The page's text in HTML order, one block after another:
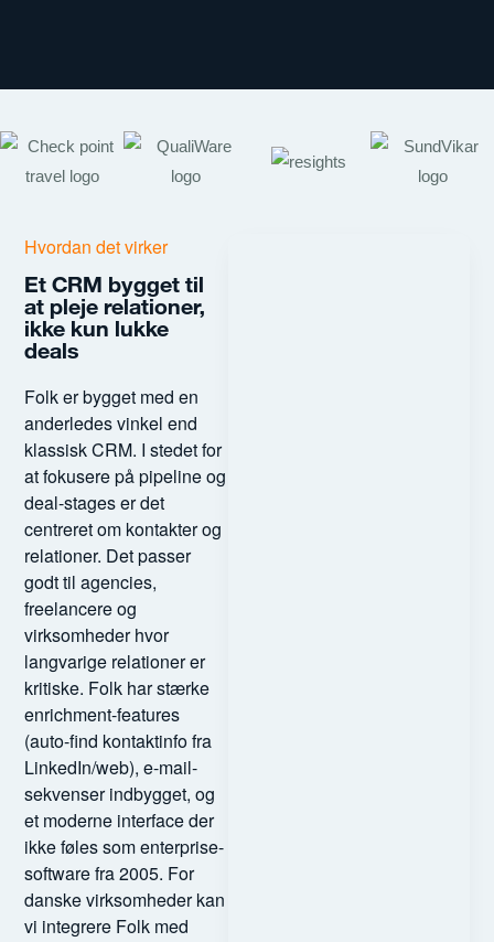
Hvordan det virker
Et CRM bygget til
at pleje relationer,
ikke kun lukke
deals
Folk er bygget med en
anderledes vinkel end
klassisk CRM. I stedet for
at fokusere på pipeline og
deal-stages er det
centreret om kontakter og
relationer. Det passer
godt til agencies,
freelancere og
virksomheder hvor
langvarige relationer er
kritiske. Folk har stærke
enrichment-features
(auto-find kontaktinfo fra
LinkedIn/web), e-mail-
sekvenser indbygget, og
et moderne interface der
ikke føles som enterprise-
software fra 2005. For
danske virksomheder kan
vi integrere Folk med